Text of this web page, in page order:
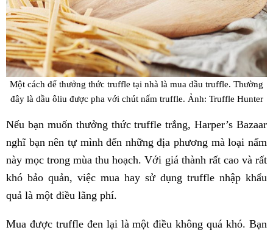
Một cách để thưởng thức truffle tại nhà là mua dầu truffle. Thường
đây là dầu ôliu được pha với chút nấm truffle. Ảnh: Truffle Hunter
Nếu bạn muốn thưởng thức truffle trắng, Harper’s Bazaar
nghĩ bạn nên tự mình đến những địa phương mà loại nấm
này mọc trong mùa thu hoạch. Với giá thành rất cao và rất
khó bảo quản, việc mua hay sử dụng truffle nhập khẩu
quả là một điều lãng phí.
Mua được truffle đen lại là một điều không quá khó. Bạn